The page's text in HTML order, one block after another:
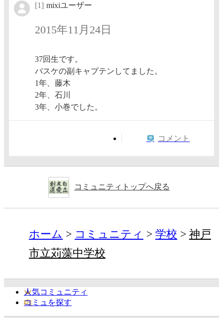
[1] mixiユーザー
2015年11月24日
37回生です。
バスケの副キャプテンしてました。
1年、藤木
2年、石川
3年、小巻でした。
コメント
コミュニティトップへ戻る
ホーム コミュニティ 学校
神戸
市立苅藻中学校
人気コミュニティ
コミュを探す